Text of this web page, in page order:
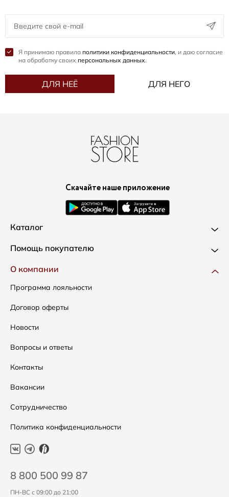
Я принимаю правила политики конфиденциальности, и даю согласие
на обработку своих персональных данных.
ДЛЯ НЕЁ ДЛЯ НЕГО
Скачайте наше приложение
Каталог
Новинки
Одежда
Сумки
Аксессуары
Распродажа
Подарочные сертификаты
Помощь покупателю
Доставка и оплата
Как оформить заказ
Условия возвратов
Таблица размеров
Уход за одеждой
О компании
Программа лояльности
Договор оферты
Новости
Вопросы и ответы
Контакты
Вакансии
Сотрудничество
Политика конфиденциальности
8 800 500 99 87
ПН-ВС с 09:00 до 21:00